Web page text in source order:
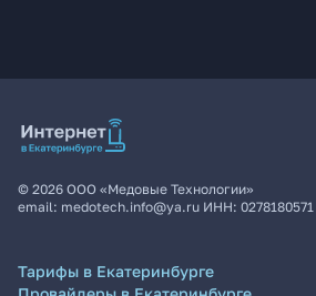
© 2026 ООО «Медовые Технологии»
email: medotech.info@ya.ru ИНН: 0278180571
Тарифы в Екатеринбурге